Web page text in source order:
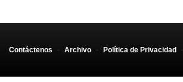
Contáctenos - Archivo - Política de Privacidad -